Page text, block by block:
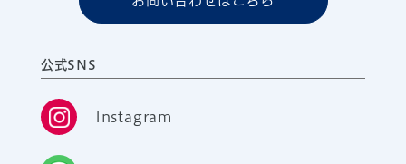
公式SNS
Instagram